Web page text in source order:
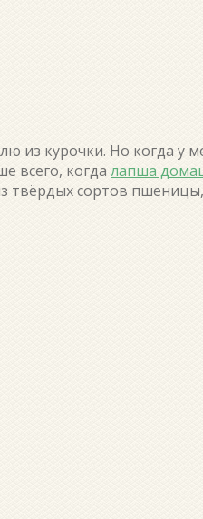
из курочки. Но когда у
всего, когда лапша
твёрдых сортов